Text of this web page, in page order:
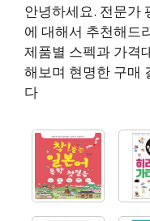
안녕하세요. 전문가
에 대해서 추천해드
제품별 스펙과 가격
해보며 현명한 구매
다